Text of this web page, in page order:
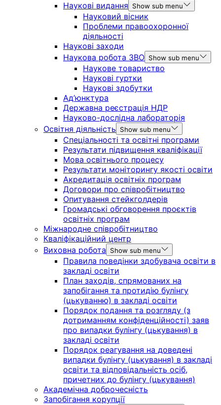
Наукові видання
Show sub menu
Науковий вісник
Проблеми правоохоронної
діяльності
Наукові заходи
Наукова робота ЗВО Show sub menu
Наукове товариство
Наукові гуртки
Наукові здобутки
Ад’юнктура
Державна реєстрація НДР
Науково-дослідна лабораторія
Освітня діяльність
Show sub menu
Спеціальності та освітні програми
Результати підвищення кваліфікації
Мова освітнього процесу
Результати моніторингу якості освіти
Акредитація освітніх програм
Договори про співробітництво
Опитування стейкголдерів
Громадські обговорення проєктів
освітніх програм
Міжнародне співробітництво
Кваліфікаційний центр
Виховна робота
Show sub menu
Правила поведінки здобувача освіти в
закладі освіти
План заходів, спрямованих на
запобігання та протидію булінгу
(цькуванню) в закладі освіти
Порядок подання та розгляду (з
дотриманням конфіденційності) заяв
про випадки булінгу (цькування) в
закладі освіти
Порядок реагування на доведені
випадки булінгу (цькування) в закладі
освіти та відповідальність осіб,
причетних до булінгу (цькування)
Академічна доброчесність
Запобігання корупції